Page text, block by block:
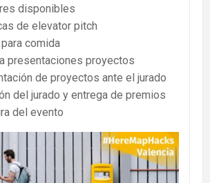
disponibles
de elevator pitch
comida
presentaciones proyectos
de proyectos ante el jurado
del jurado y entrega de premios
del evento